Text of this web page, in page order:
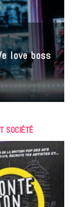
love boss
SOCIÉTÉ